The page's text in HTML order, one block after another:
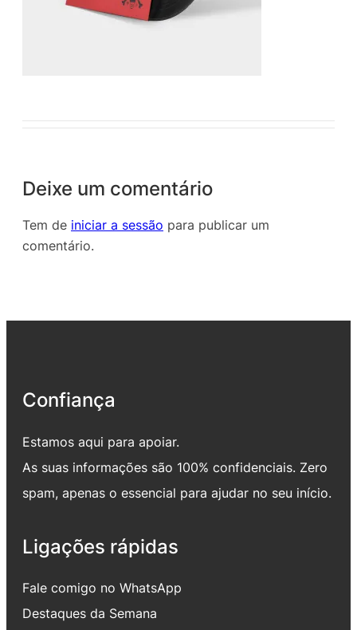
Deixe um comentário
Tem de iniciar a sessão para publicar um
comentário.
Confiança
Estamos aqui para apoiar.
As suas informações são 100% confidenciais. Zero
spam, apenas o essencial para ajudar no seu início.
Ligações rápidas
Fale comigo no WhatsApp
Destaques da Semana